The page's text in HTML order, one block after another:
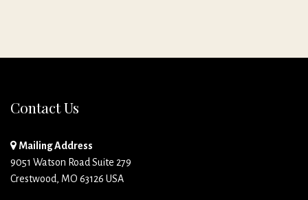
Contact Us
Mailing Address
9051 Watson Road Suite 279
Crestwood, MO 63126 USA